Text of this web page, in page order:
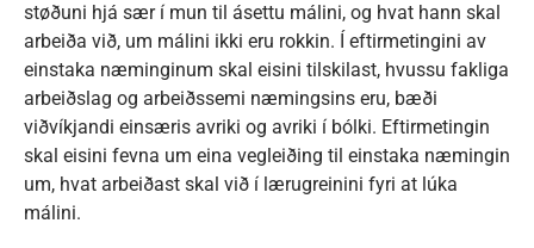
støðuni hjá sær í mun til ásettu málini, og hvat hann skal
arbeiða við, um málini ikki eru rokkin. Í eftirmetingini av
einstaka næminginum skal eisini tilskilast, hvussu fakliga
arbeiðslag og arbeiðssemi næmingsins eru, bæði
viðvíkjandi einsæris avriki og avriki í bólki. Eftirmetingin
skal eisini fevna um eina vegleiðing til einstaka næmingin
um, hvat arbeiðast skal við í lærugreinini fyri at lúka
málini.